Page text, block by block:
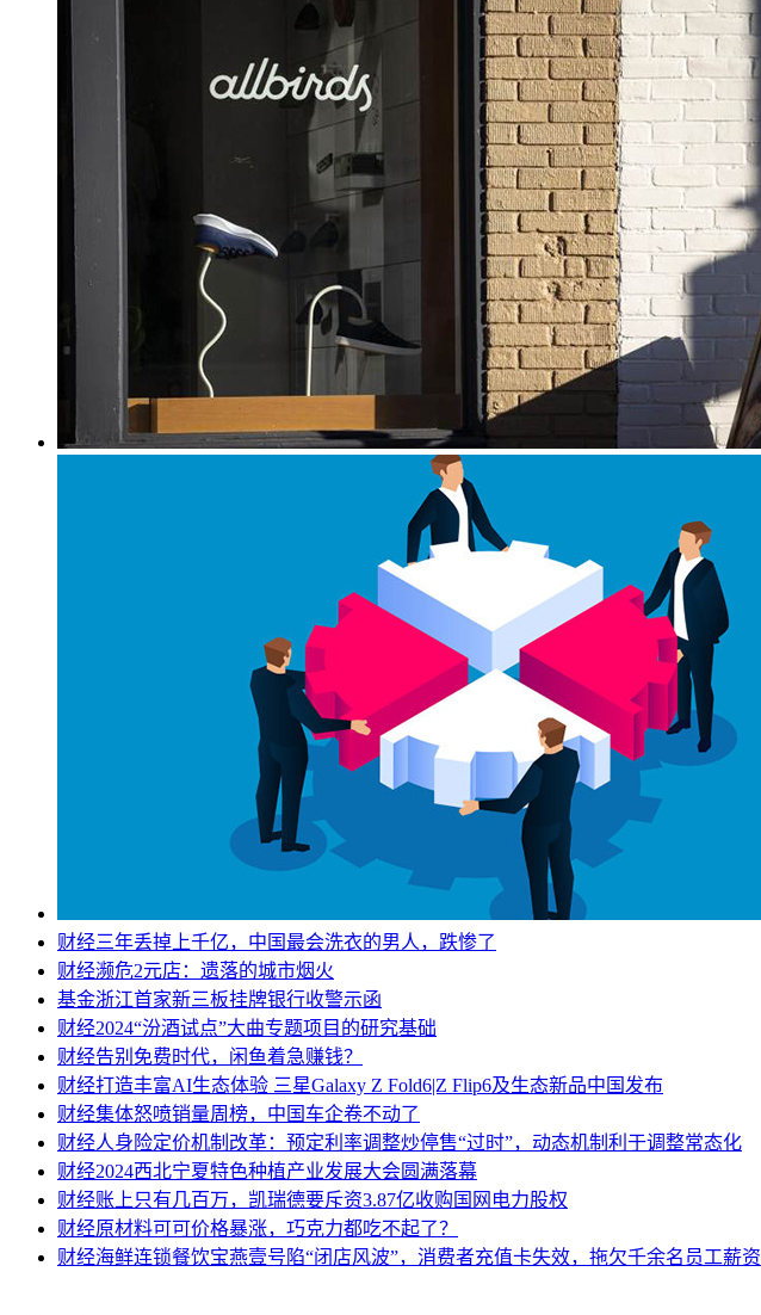
财经三年丢掉上千亿，中国最会洗衣的男人，跌惨了
财经濒危2元店：遗落的城市烟火
基金浙江首家新三板挂牌银行收警示函
财经2024“汾酒试点”大曲专题项目的研究基础
财经告别免费时代，闲鱼着急赚钱？
财经打造丰富AI生态体验 三星Galaxy Z Fold6|Z Flip6及生态新品中国发布
财经集体怒喷销量周榜，中国车企卷不动了
财经人身险定价机制改革：预定利率调整炒停售“过时”，动态机制利于调整常态化
财经2024西北宁夏特色种植产业发展大会圆满落幕
财经账上只有几百万，凯瑞德要斥资3.87亿收购国网电力股权
财经原材料可可价格暴涨，巧克力都吃不起了？
财经海鲜连锁餐饮宝燕壹号陷“闭店风波”，消费者充值卡失效，拖欠千余名员工薪资